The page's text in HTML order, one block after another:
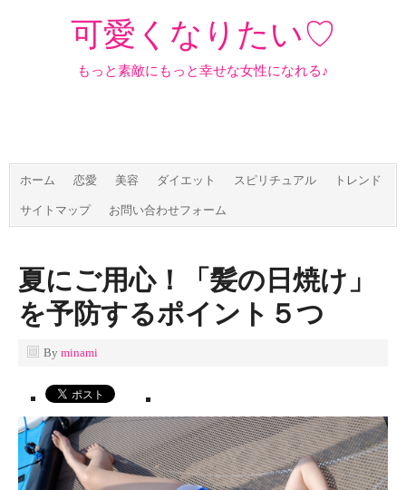
可愛くなりたい♡
もっと素敵にもっと幸せな女性になれる♪
ホーム 恋愛 美容 ダイエット スピリチュアル トレンド
サイトマップ お問い合わせフォーム
夏にご用心！「髪の日焼け」
を予防するポイント５つ
By minami